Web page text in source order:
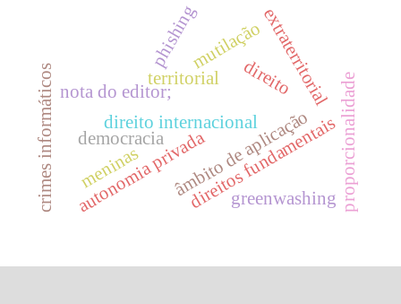
direito
direito internacional
nota do editor;
âmbito de aplicação
territorial extraterritorial
autonomia privadadireitos fundamentaisproporcionalidade
phishing
crimes informáticos democracia
greenwashing
mutilação
meninas